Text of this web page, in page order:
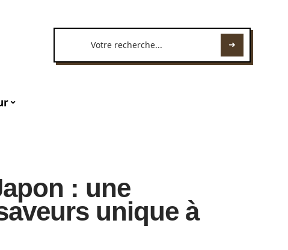
: une
unique à